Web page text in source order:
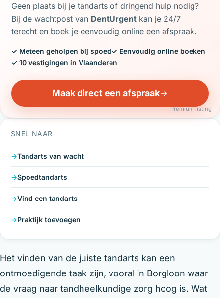
Geen plaats bij je tandarts of dringend hulp nodig?
Bij de wachtpost van DentUrgent kan je 24/7
terecht en boek je eenvoudig online een afspraak.
✓ Meteen geholpen bij spoed✓ Eenvoudig online boeken
✓ 10 vestigingen in Vlaanderen
Maak direct een afspraak
Premium listing
SNEL NAAR
Tandarts van wacht
Spoedtandarts
Vind een tandarts
Praktijk toevoegen
Het vinden van de juiste tandarts kan een
ontmoedigende taak zijn, vooral in Borgloon waar
de vraag naar tandheelkundige zorg hoog is. Wat